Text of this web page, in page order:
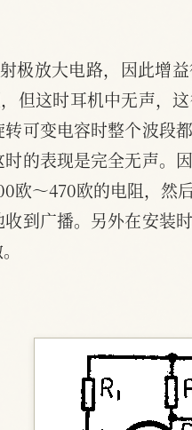
极放大电路，因此增
但这时耳机中无声，
可变电容时整个波
的表现是完全无声。
欧～470欧的电阻，然
到广播。另外在安装